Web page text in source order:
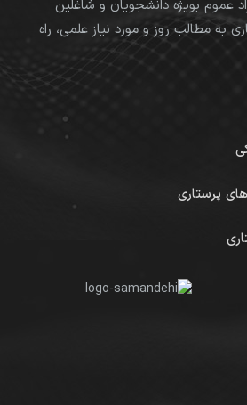
عموم بویژه دانشجویان و شاغلین
به مطالب روز و مورد نیاز علمی، راه
پرستاری